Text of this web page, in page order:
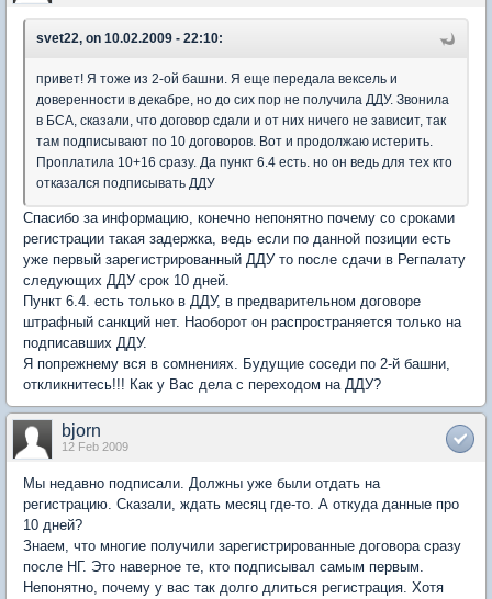
svet22, on 10.02.2009 - 22:10:
привет! Я тоже из 2-ой башни. Я еще передала вексель и
доверенности в декабре, но до сих пор не получила ДДУ. Звонила
в БСА, сказали, что договор сдали и от них ничего не зависит, так
там подписывают по 10 договоров. Вот и продолжаю истерить.
Проплатила 10+16 сразу. Да пункт 6.4 есть. но он ведь для тех кто
отказался подписывать ДДУ
Спасибо за информацию, конечно непонятно почему со сроками
регистрации такая задержка, ведь если по данной позиции есть
уже первый зарегистрированный ДДУ то после сдачи в Регпалату
следующих ДДУ срок 10 дней.
Пункт 6.4. есть только в ДДУ, в предварительном договоре
штрафный санкций нет. Наоборот он распространяется только на
подписавших ДДУ.
Я попрежнему вся в сомнениях. Будущие соседи по 2-й башни,
откликнитесь!!! Как у Вас дела с переходом на ДДУ?
bjorn
12 Feb 2009
Мы недавно подписали. Должны уже были отдать на
регистрацию. Сказали, ждать месяц где-то. А откуда данные про
10 дней?
Знаем, что многие получили зарегистрированные договора сразу
после НГ. Это наверное те, кто подписывал самым первым.
Непонятно, почему у вас так долго длиться регистрация. Хотя